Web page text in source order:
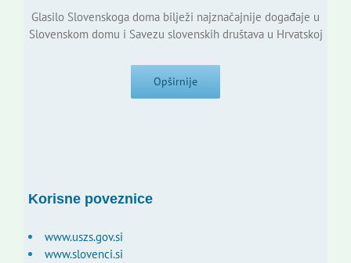
Glasilo Slovenskoga doma bilježi najznačajnije događaje u
Slovenskom domu i Savezu slovenskih društava u Hrvatskoj
Opširnije
Korisne poveznice
www.uszs.gov.si
www.slovenci.si